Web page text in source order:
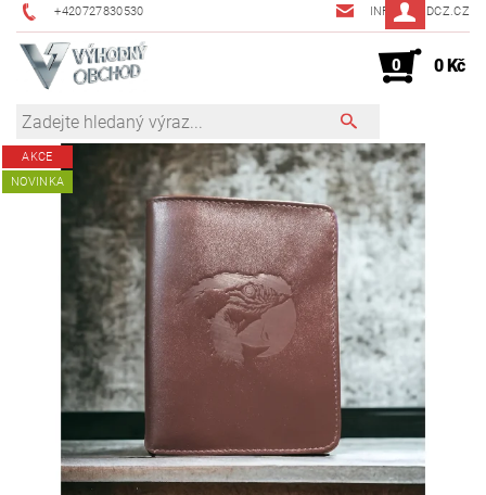
+420727830530 INFO@JMDCZ.CZ
0 0 Kč
AKCE
NOVINKA